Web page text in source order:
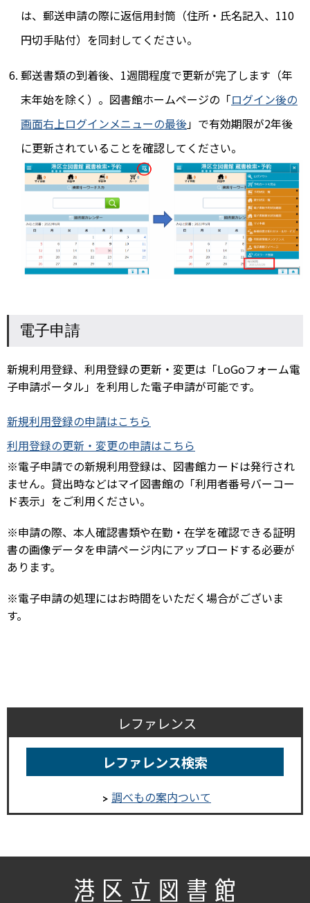
レファレンス
レファレンス検索
調べもの案内ついて
は、郵送申請の際に返信用封筒（住所・氏名記入、110
円切手貼付）を同封してください。
郵送書類の到着後、1週間程度で更新が完了します（年
末年始を除く）。図書館ホームページの「ログイン後の
画面右上ログインメニューの最後」で有効期限が2年後
に更新されていることを確認してください。
電子申請
新規利用登録、利用登録の更新・変更は「LoGoフォーム電
子申請ポータル」を利用した電子申請が可能です。
新規利用登録の申請はこちら
利用登録の更新・変更の申請はこちら
※電子申請での新規利用登録は、図書館カードは発行され
ません。貸出時などはマイ図書館の「利用者番号バーコー
ド表示」をご利用ください。
※申請の際、本人確認書類や在勤・在学を確認できる証明
書の画像データを申請ページ内にアップロードする必要が
あります。
※電子申請の処理にはお時間をいただく場合がございま
す。